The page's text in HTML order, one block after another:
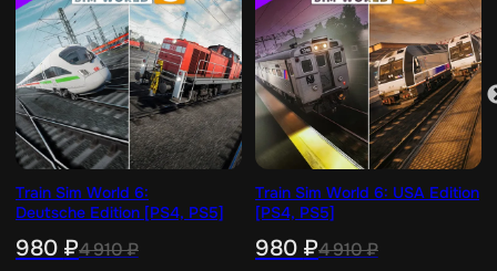
Train Sim World 6:
Deutsche Edition [PS4, PS5]
980 ₽4 910₽
Train Sim World 6: USA Edition
[PS4, PS5]
980 ₽4 910₽